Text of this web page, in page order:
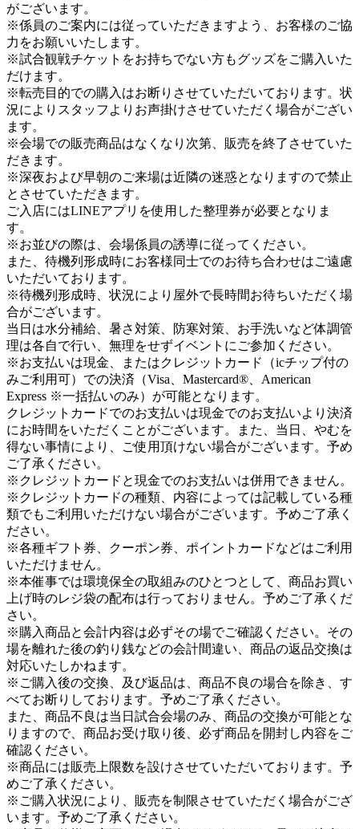
がございます。
※係員のご案内には従っていただきますよう、お客様のご協
力をお願いいたします。
※試合観戦チケットをお持ちでない方もグッズをご購入いた
だけます。
※転売目的での購入はお断りさせていただいております。状
況によりスタッフよりお声掛けさせていただく場合がござい
ます。
※会場での販売商品はなくなり次第、販売を終了させていた
だきます。
※深夜および早朝のご来場は近隣の迷惑となりますので禁止
とさせていただきます。
ご入店にはLINEアプリを使用した整理券が必要となりま
す。
※お並びの際は、会場係員の誘導に従ってください。
また、待機列形成時にお客様同士でのお待ち合わせはご遠慮
いただいております。
※待機列形成時、状況により屋外で長時間お待ちいただく場
合がございます。
当日は水分補給、暑さ対策、防寒対策、お手洗いなど体調管
理は各自で行い、無理をせずイベントにご参加ください。
※お支払いは現金、またはクレジットカード（icチップ付の
みご利用可）での決済（Visa、Mastercard®、American
Express ※一括払いのみ）が可能となります。
クレジットカードでのお支払いは現金でのお支払いより決済
にお時間をいただくことがございます。また、当日、やむを
得ない事情により、ご使用頂けない場合がございます。予め
ご了承ください。
※クレジットカードと現金でのお支払いは併用できません。
※クレジットカードの種類、内容によっては記載している種
類でもご利用いただけない場合がございます。予めご了承く
ださい。
※各種ギフト券、クーポン券、ポイントカードなどはご利用
いただけません。
※本催事では環境保全の取組みのひとつとして、商品お買い
上げ時のレジ袋の配布は行っておりません。予めご了承くだ
さい。
※購入商品と会計内容は必ずその場でご確認ください。その
場を離れた後の釣り銭などの会計間違い、商品の返品交換は
対応いたしかねます。
※ご購入後の交換、及び返品は、商品不良の場合を除き、す
べてお断りしております。予めご了承ください。
また、商品不良は当日試合会場のみ、商品の交換が可能とな
りますので、商品お受け取り後、必ず商品を開封し内容をご
確認ください。
※商品には販売上限数を設けさせていただいております。予
めご了承ください。
※ご購入状況により、販売を制限させていただく場合がござ
います。予めご了承ください。